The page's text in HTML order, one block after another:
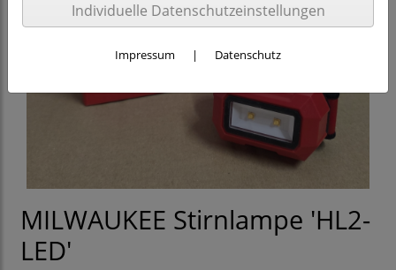
MILWAUKEE Stirnlampe 'HL2-
LED'
Individuelle Datenschutzeinstellungen
Impressum | Datenschutz